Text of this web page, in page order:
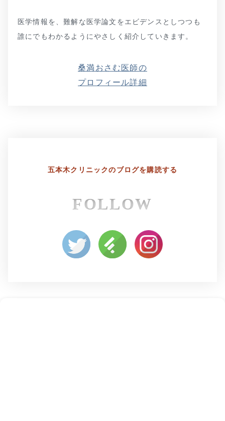
医学情報を、難解な医学論文をエビデンスとしつつも
誰にでもわかるようにやさしく紹介していきます。
桑満おさむ医師の
プロフィール詳細
五本木クリニックのブログを購読する
FOLLOW